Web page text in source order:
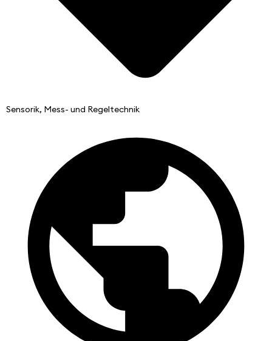
Sensorik, Mess- und Regeltechnik